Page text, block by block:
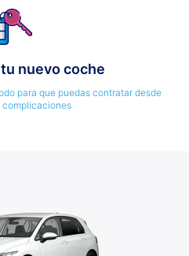
nuevo coche
para que puedas contratar desde
complicaciones